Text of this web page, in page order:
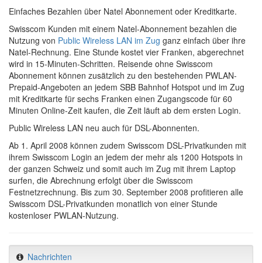
Einfaches Bezahlen über Natel Abonnement oder Kreditkarte.
Swisscom Kunden mit einem Natel-Abonnement bezahlen die
Nutzung von Public Wireless LAN im Zug ganz einfach über ihre
Natel-Rechnung. Eine Stunde kostet vier Franken, abgerechnet
wird in 15-Minuten-Schritten. Reisende ohne Swisscom
Abonnement können zusätzlich zu den bestehenden PWLAN-
Prepaid-Angeboten an jedem SBB Bahnhof Hotspot und im Zug
mit Kreditkarte für sechs Franken einen Zugangscode für 60
Minuten Online-Zeit kaufen, die Zeit läuft ab dem ersten Login.
Public Wireless LAN neu auch für DSL-Abonnenten.
Ab 1. April 2008 können zudem Swisscom DSL-Privatkunden mit
ihrem Swisscom Login an jedem der mehr als 1200 Hotspots in
der ganzen Schweiz und somit auch im Zug mit ihrem Laptop
surfen, die Abrechnung erfolgt über die Swisscom
Festnetzrechnung. Bis zum 30. September 2008 profitieren alle
Swisscom DSL-Privatkunden monatlich von einer Stunde
kostenloser PWLAN-Nutzung.
Nachrichten